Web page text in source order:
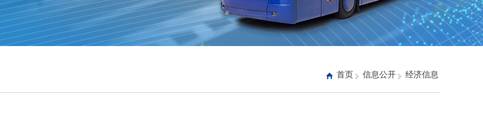
首页 信息公开 经济信息